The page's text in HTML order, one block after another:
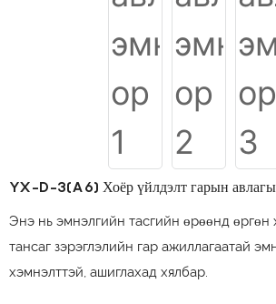
YX-D-3(A6) Хоёр үйлдэлт гарын
Энэ нь эмнэлгийн тасгийн өрөөнд өргөн
тансаг зэрэглэлийн гар ажиллагаатай
хэмнэлттэй, ашиглахад хялбар.